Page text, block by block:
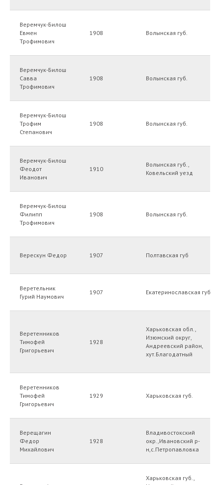
Веремчук-Билош
Евмен
Трофимович
1908 Волынская губ.
Веремчук-Билош
Савва
Трофимович
1908 Волынская губ.
Веремчук-Билош
Трофим
Степанович
1908 Волынская губ.
Веремчук-Билош
Феодот
Иванович
1910
Волынская губ.,
Ковельский уезд
Веремчук-Билош
Филипп
Трофимович
1908 Волынская губ.
Верескун Федор 1907 Полтавская губ
Веретельник
Гурий Наумович
1907 Екатеринославская губ.
Веретенников
Тимофей
Григорьевич
1928
Харьковская обл.,
Изюмский округ,
Андреевский район,
хут.Благодатный
Веретенников
Тимофей
Григорьевич
1929 Харьковская губ.
Верещагин
Федор
Михайлович
1928
Владивостокский
окр.,Ивановский р-
н,с.Петропавловка
Харьковская губ.,